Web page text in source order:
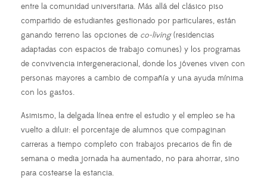
entre la comunidad universitaria. Más allá del clásico piso
compartido de estudiantes gestionado por particulares, están
ganando terreno las opciones de co-living(residencias
adaptadas con espacios de trabajo comunes) y los programas
de convivencia intergeneracional, donde los jóvenes viven con
personas mayores a cambio de compañía y una ayuda mínima
con los gastos.
Asimismo, la delgada línea entre el estudio y el empleo se ha
vuelto a diluir: el porcentaje de alumnos que compaginan
carreras a tiempo completo con trabajos precarios de fin de
semana o media jornada ha aumentado, no para ahorrar, sino
para costearse la estancia.